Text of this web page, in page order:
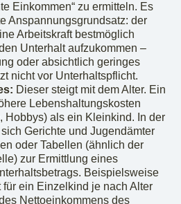
Einkommen“ zu ermitteln. Es
Anspannungsgrundsatz: der
Arbeitskraft bestmöglich
Unterhalt aufzukommen –
oder absichtlich geringes
nicht vor Unterhaltspflicht.
Dieser steigt mit dem Alter. Ein
Lebenshaltungskosten
Hobbys) als ein Kleinkind. In der
Gerichte und Jugendämter
oder Tabellen (ähnlich der
zur Ermittlung eines
Beispielsweise
für ein Einzelkind je nach Alter
Nettoeinkommens des